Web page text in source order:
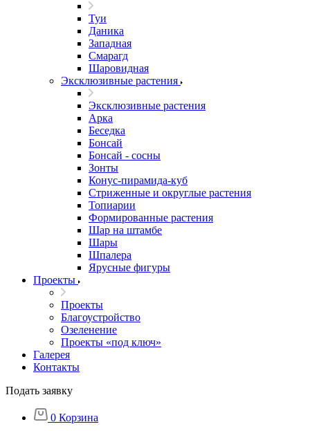
Туи
Даника
Западная
Смарагд
Шаровидная
Эксклюзивные растения
Эксклюзивные растения
Арка
Беседка
Бонсай
Бонсай - сосны
Зонты
Конус-пирамида-куб
Стриженные и округлые растения
Топиарии
Формированные растения
Шар на штамбе
Шары
Шпалера
Ярусные фигуры
Проекты
Проекты
Благоустройство
Озеленение
Проекты «под ключ»
Галерея
Контакты
Подать заявку
0 Корзина